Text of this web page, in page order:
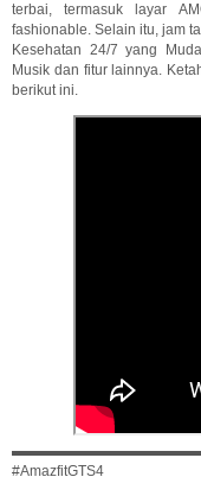
terbai, termasuk layar
fashionable. Selain itu, jam
Kesehatan 24/7 yang
Musik dan fitur lainnya.
berikut ini.
#AmazfitGTS4